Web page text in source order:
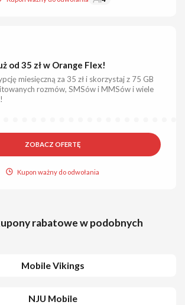
od 35 zł w Orange Flex!
miesięczną za 35 zł i skorzystaj z 75 GB
rozmów, SMSów i MMSów i wiele
ZOBACZ OFERTĘ
Kupon ważny do odwołania
rabatowe w podobnych
Mobile Vikings
NJU Mobile